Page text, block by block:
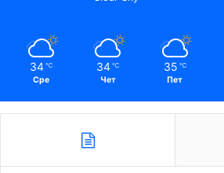
34 ℃
Сре
34 ℃
Чет
35 ℃
Пет